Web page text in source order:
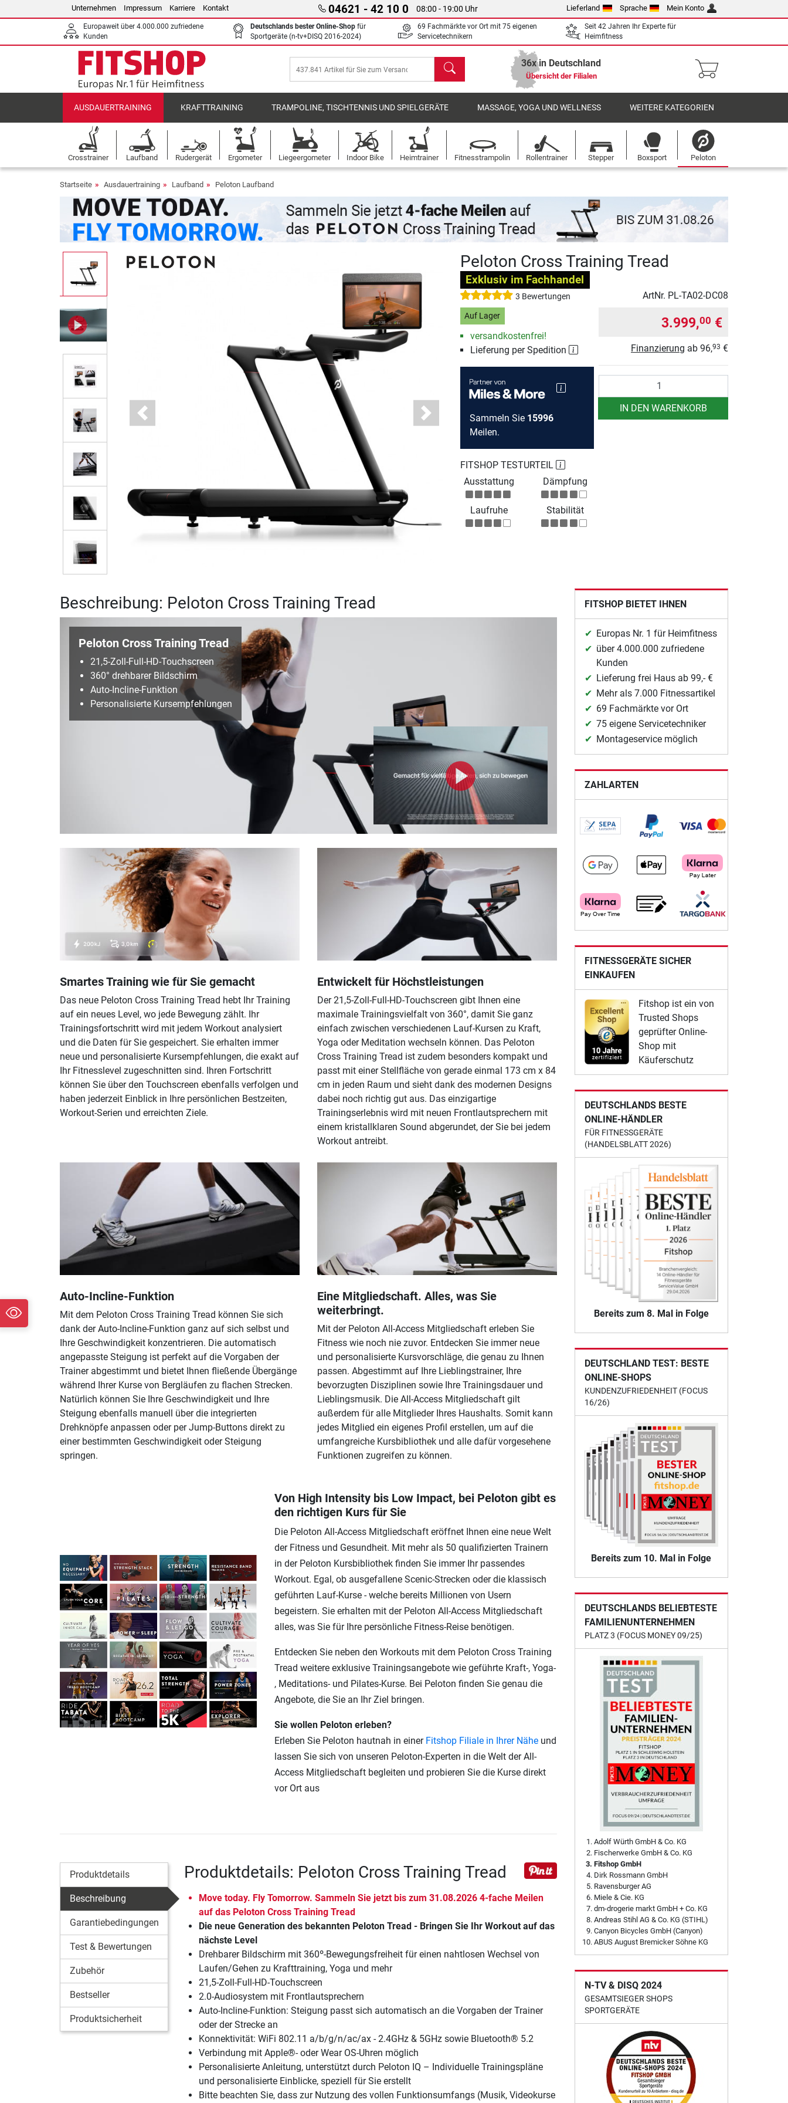
Unternehmen Impressum Karriere Kontakt 04621 - 42 10 0 08:00 - 19:00 Uhr Lieferland Sprache Mein Konto
Europaweit über 4.000.000 zufriedene
Kunden
Deutschlands bester Online-Shop für
Sportgeräte (n-tv+DISQ 2016-2024)
69 Fachmärkte vor Ort mit 75 eigenen
Servicetechnikern
Seit 42 Jahren Ihr Experte für
Heimfitness
Suchen 36x in Deutschland
Übersicht der Filialen
AUSDAUERTRAINING KRAFTTRAINING TRAMPOLINE, TISCHTENNIS UND SPIELGERÄTE MASSAGE, YOGA UND WELLNESS WEITERE KATEGORIEN
Crosstrainer Laufband Rudergerät Ergometer Liegeergometer Indoor Bike Heimtrainer Fitnesstrampolin Rollentrainer Stepper Boxsport Peloton
Startseite Ausdauertraining Laufband Peloton Laufband
Previous Next
Peloton Cross Training Tread
Exklusiv im Fachhandel
3 Bewertungen ArtNr. PL-TA02-DC08
Auf Lager
versandkostenfrei!
Lieferung per Spedition
Sammeln Sie 15996
Meilen.
3.999,00 €
Finanzierung ab 96,93 €
IN DEN WARENKORB
FITSHOP TESTURTEIL
Ausstattung
Dämpfung
Laufruhe Stabilität
Beschreibung: Peloton Cross Training Tread
Peloton Cross Training Tread
21,5-Zoll-Full-HD-Touchscreen
360° drehbarer Bildschirm
Auto-Incline-Funktion
Personalisierte Kursempfehlungen
Smartes Training wie für Sie gemacht
Das neue Peloton Cross Training Tread hebt Ihr Training
auf ein neues Level, wo jede Bewegung zählt. Ihr
Trainingsfortschritt wird mit jedem Workout analysiert
und die Daten für Sie gespeichert. Sie erhalten immer
neue und personalisierte Kursempfehlungen, die exakt auf
Ihr Fitnesslevel zugeschnitten sind. Ihren Fortschritt
können Sie über den Touchscreen ebenfalls verfolgen und
haben jederzeit Einblick in Ihre persönlichen Bestzeiten,
Workout-Serien und erreichten Ziele.
Entwickelt für Höchstleistungen
Der 21,5-Zoll-Full-HD-Touchscreen gibt Ihnen eine
maximale Trainingsvielfalt von 360°, damit Sie ganz
einfach zwischen verschiedenen Lauf-Kursen zu Kraft,
Yoga oder Meditation wechseln können. Das Peloton
Cross Training Tread ist zudem besonders kompakt und
passt mit einer Stellfläche von gerade einmal 173 cm x 84
cm in jeden Raum und sieht dank des modernen Designs
dabei noch richtig gut aus. Das einzigartige
Trainingserlebnis wird mit neuen Frontlautsprechern mit
einem kristallklaren Sound abgerundet, der Sie bei jedem
Workout antreibt.
Auto-Incline-Funktion
Mit dem Peloton Cross Training Tread können Sie sich
dank der Auto-Incline-Funktion ganz auf sich selbst und
Ihre Geschwindigkeit konzentrieren. Die automatisch
angepasste Steigung ist perfekt auf die Vorgaben der
Trainer abgestimmt und bietet Ihnen fließende Übergänge
während Ihrer Kurse von Bergläufen zu flachen Strecken.
Natürlich können Sie Ihre Geschwindigkeit und Ihre
Steigung ebenfalls manuell über die integrierten
Drehknöpfe anpassen oder per Jump-Buttons direkt zu
einer bestimmten Geschwindigkeit oder Steigung
springen.
Eine Mitgliedschaft. Alles, was Sie
weiterbringt.
Mit der Peloton All-Access Mitgliedschaft erleben Sie
Fitness wie noch nie zuvor. Entdecken Sie immer neue
und personalisierte Kursvorschläge, die genau zu Ihnen
passen. Abgestimmt auf Ihre Lieblingstrainer, Ihre
bevorzugten Disziplinen sowie Ihre Trainingsdauer und
Lieblingsmusik. Die All-Access Mitgliedschaft gilt
außerdem für alle Mitglieder Ihres Haushalts. Somit kann
jedes Mitglied ein eigenes Profil erstellen, um auf die
umfangreiche Kursbibliothek und alle dafür vorgesehene
Funktionen zugreifen zu können.
Von High Intensity bis Low Impact, bei Peloton gibt es
den richtigen Kurs für Sie
Die Peloton All-Access Mitgliedschaft eröffnet Ihnen eine neue Welt
der Fitness und Gesundheit. Mit mehr als 50 qualifizierten Trainern
in der Peloton Kursbibliothek finden Sie immer Ihr passendes
Workout. Egal, ob ausgefallene Scenic-Strecken oder die klassisch
geführten Lauf-Kurse - welche bereits Millionen von Usern
begeistern. Sie erhalten mit der Peloton All-Access Mitgliedschaft
alles, was Sie für Ihre persönliche Fitness-Reise benötigen.
Entdecken Sie neben den Workouts mit dem Peloton Cross Training
Tread weitere exklusive Trainingsangebote wie geführte Kraft-, Yoga-
, Meditations- und Pilates-Kurse. Bei Peloton finden Sie genau die
Angebote, die Sie an Ihr Ziel bringen.
Sie wollen Peloton erleben?
Erleben Sie Peloton hautnah in einer Fitshop Filiale in Ihrer Näheund
lassen Sie sich von unseren Peloton-Experten in die Welt der All-
Access Mitgliedschaft begleiten und probieren Sie die Kurse direkt
vor Ort aus
Produktdetails
Beschreibung
Garantiebedingungen
Test & Bewertungen
Zubehör
Bestseller
Produktsicherheit
Produktdetails: Peloton Cross Training Tread
Move today. Fly Tomorrow. Sammeln Sie jetzt bis zum 31.08.2026 4-fache Meilen
auf das Peloton Cross Training Tread
Die neue Generation des bekannten Peloton Tread - Bringen Sie Ihr Workout auf das
nächste Level
Drehbarer Bildschirm mit 360º-Bewegungsfreiheit für einen nahtlosen Wechsel von
Laufen/Gehen zu Krafttraining, Yoga und mehr
21,5-Zoll-Full-HD-Touchscreen
2.0-Audiosystem mit Frontlautsprechern
Auto-Incline-Funktion: Steigung passt sich automatisch an die Vorgaben der Trainer
oder der Strecke an
Konnektivität: WiFi 802.11 a/b/g/n/ac/ax - 2.4GHz & 5GHz sowie Bluetooth® 5.2
Verbindung mit Apple®- oder Wear OS-Uhren möglich
Personalisierte Anleitung, unterstützt durch Peloton IQ – Individuelle Trainingspläne
und personalisierte Einblicke, speziell für Sie erstellt
Bitte beachten Sie, dass zur Nutzung des vollen Funktionsumfangs (Musik, Videokurse
FITSHOP BIETET IHNEN
Europas Nr. 1 für Heimfitness
über 4.000.000 zufriedene
Kunden
Lieferung frei Haus ab 99,- €
Mehr als 7.000 Fitnessartikel
69 Fachmärkte vor Ort
75 eigene Servicetechniker
Montageservice möglich
ZAHLARTEN
FITNESSGERÄTE SICHER
EINKAUFEN
Fitshop ist ein von
Trusted Shops
geprüfter Online-
Shop mit
Käuferschutz
DEUTSCHLANDS BESTE
ONLINE-HÄNDLER
FÜR FITNESSGERÄTE
(HANDELSBLATT 2026)
Bereits zum 8. Mal in Folge
DEUTSCHLAND TEST: BESTE
ONLINE-SHOPS
KUNDENZUFRIEDENHEIT (FOCUS
16/26)
Bereits zum 10. Mal in Folge
DEUTSCHLANDS BELIEBTESTE
FAMILIENUNTERNEHMEN
PLATZ 3 (FOCUS MONEY 09/25)
Adolf Würth GmbH & Co. KG
Fischerwerke GmbH & Co. KG
Fitshop GmbH
Dirk Rossmann GmbH
Ravensburger AG
Miele & Cie. KG
dm-drogerie markt GmbH + Co. KG
Andreas Stihl AG & Co. KG (STIHL)
Canyon Bicycles GmbH (Canyon)
ABUS August Bremicker Söhne KG
N-TV & DISQ 2024
GESAMTSIEGER SHOPS
SPORTGERÄTE